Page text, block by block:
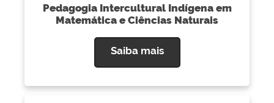
Pedagogia Intercultural Indígena em
Matemática e Ciências Naturais
Saiba mais